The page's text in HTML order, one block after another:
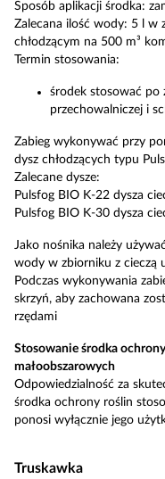
Sposób aplikacji środka:
Zalecana ilość wody: 5 l w
chłodzącym na 500 m³
Termin stosowania:
środek stosować po
przechowalniczej i
Zabieg wykonywać przy
dysz chłodzących typu
Zalecane dysze:
Pulsfog BIO K-22 dysza
Pulsfog BIO K-30 dysza
Jako nośnika należy
wody w zbiorniku z cieczą
Podczas wykonywania
skrzyń, aby zachowana
rzędami
Stosowanie środka
małoobszarowych
Odpowiedzialność za
środka ochrony roślin
ponosi wyłącznie jego
Truskawka